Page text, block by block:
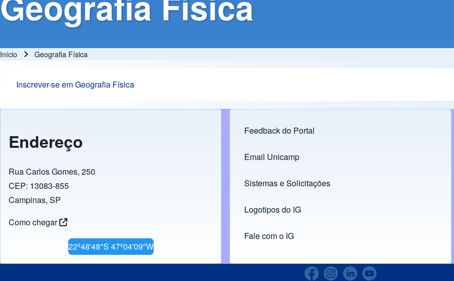
Início Geografia Física
Inscrever-se em Geografia Física
Endereço
Rua Carlos Gomes, 250
CEP: 13083-855
Campinas, SP
Como chegar
22º48'48"S 47º04'09"W
Footer menu
Feedback do Portal
Links
Email Unicamp
(opens in new tab)
Sistemas e Solicitações
(opens in new tab)
Logotipos do IG
(opens in new tab)
Fale com o IG